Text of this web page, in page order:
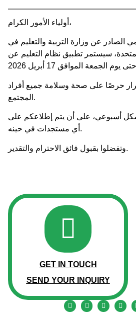
أولياء الأمور الكرام،
الصادر عن وزارة التربية والتعليم في
سيستمر تطبيق نظام التعليم عن
حرصًا على صحة وسلامة جميع أفراد
المجتمع.
أسبوعي، على أن يتم إطلاعكم على
أي مستجدات في حينه.
وتفضلوا بقبول فائق الاحترام والتقدير.
GET IN TOUCH
SEND YOUR INQUIRY